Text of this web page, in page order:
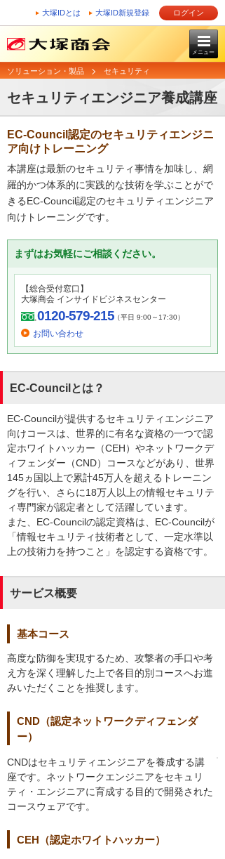
大塚IDとは 大塚ID新規登録 ログイン
メニュー
ソリューション・製品 セキュリティ
セキュリティエンジニア養成講座
EC-Council認定のセキュリティエンジニ
ア向けトレーニング
本講座は最新のセキュリティ事情を加味し、網
羅的かつ体系的に実践的な技術を学ぶことがで
きるEC-Council認定のセキュリティエンジニア
向けトレーニングです。
まずはお気軽にご相談ください。
【総合受付窓口】
大塚商会 インサイドビジネスセンター
0120-579-215（平日 9:00～17:30）
お問い合わせ
EC-Councilとは？
EC-Councilが提供するセキュリティエンジニア
向けコースは、世界的に有名な資格の一つで認
定ホワイトハッカー（CEH）やネットワークデ
ィフェンダー（CND）コースなどがあり、世界
145ヵ国以上で累計45万人を超えるトレーニン
グを行い、さらに18万人以上の情報セキュリテ
ィ専門家が認定者として活躍しています。
また、EC-Councilの認定資格は、EC-Councilが
「情報セキュリティ技術者として、一定水準以
上の技術力を持つこと」を認定する資格です。
サービス概要
基本コース
高度な防御を実現するため、攻撃者の手口や考
え方を深く理解した上で各目的別コースへお進
みいただくことを推奨します。
CND（認定ネットワークディフェンダ
ー）
CNDはセキュリティエンジニアを養成する講
座です。ネットワークエンジニアをセキュリ
ティ・エンジニアに育成する目的で開発された
コースウェアです。
CEH（認定ホワイトハッカー）